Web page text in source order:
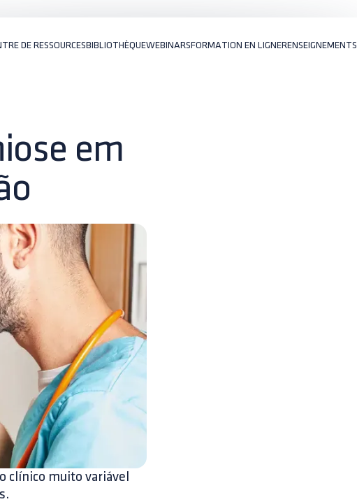
DE RESSOURCESBIBLIOTHÈQUEWEBINARSFORMATION EN LIGNERENSEIGNEMENTS
em
clínico muito variável